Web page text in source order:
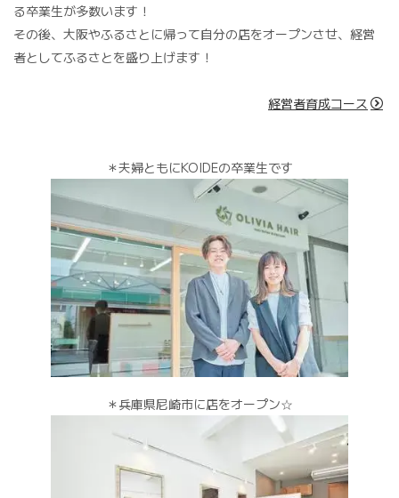
る卒業生が多数います！
その後、大阪やふるさとに帰って自分の店をオープンさせ、経営
者としてふるさとを盛り上げます！
経営者育成コース
＊夫婦ともにKOIDEの卒業生です
＊兵庫県尼崎市に店をオープン☆